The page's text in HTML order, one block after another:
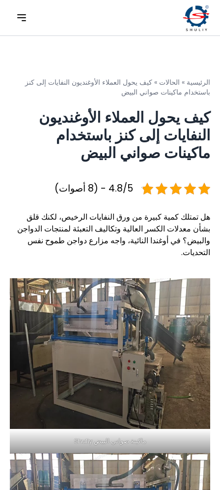
الرئيسية » الحالات » كيف يحول العملاء الأوغنديون النفايات إلى كنز
باستخدام ماكينات صواني البيض
كيف يحول العملاء الأوغنديون
النفايات إلى كنز باستخدام
ماكينات صواني البيض
4.8/5 - (8 أصوات)
هل تمتلك كمية كبيرة من ورق النفايات الرخيص، لكنك قلق
بشأن معدلات الكسر العالية وتكاليف التعبئة لمنتجات الدواجن
والبيض؟ في أوغندا النائية، واجه مزارع دواجن طموح نفس
التحديات.
ماكينة صواني البيض Shuliy